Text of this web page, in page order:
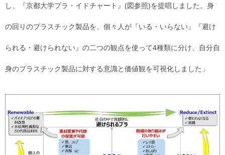
し、『京都大学プラ・イドチャート』(図参照)を提唱しました。身
の回りのプラスチック製品を、個々人が『いる・いらない』『避け
られる・避けられない』の二つの観点を使って4種類に分け、自分自
身のプラスチック製品に対する意識と価値観を可視化しました」